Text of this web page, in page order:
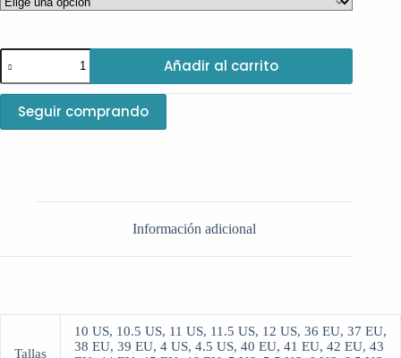
Añadir al carrito
Seguir comprando
Información adicional
Tallas
10 US, 10.5 US, 11 US, 11.5 US, 12 US, 36 EU, 37 EU,
38 EU, 39 EU, 4 US, 4.5 US, 40 EU, 41 EU, 42 EU, 43